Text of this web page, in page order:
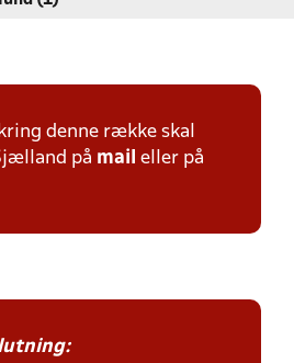
denne række skal
på mail eller på